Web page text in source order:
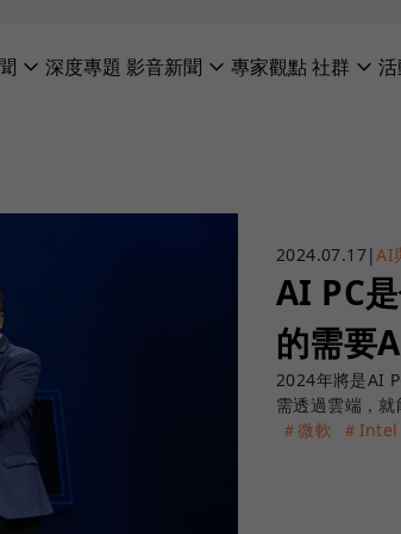
深度專題 影音新聞 專家觀點社群
2024.07.17|AI
AI PC
的需要
2024年將是AI
需透過雲端，就
＃微軟
＃Intel